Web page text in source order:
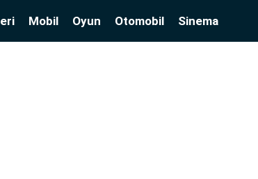
Mobil Oyun Otomobil Sinema